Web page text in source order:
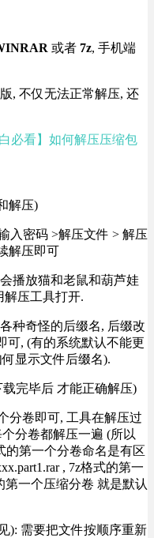
或者 7z, 手机端
, 不仅无法正常解压, 还
必看】如何解压压缩包
解压)
入密码 >解压文件 > 解压
解压即可
播放猫和老鼠和葫芦娃
解压工具打开.
种奇怪的后缀名, 后缀改
可, (有的系统默认不能更
显示文件后缀名).
完毕后 才能正确解压)
分卷即可, 工具在解压过
分卷都解压一遍 (所以
的第一个分卷命名是有区
, 7z格式的第一
第一个压缩分卷 就是默认
): 需要把文件按顺序重新